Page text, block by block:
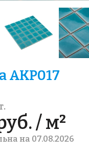
AKP017
/ м²
на 07.08.2026